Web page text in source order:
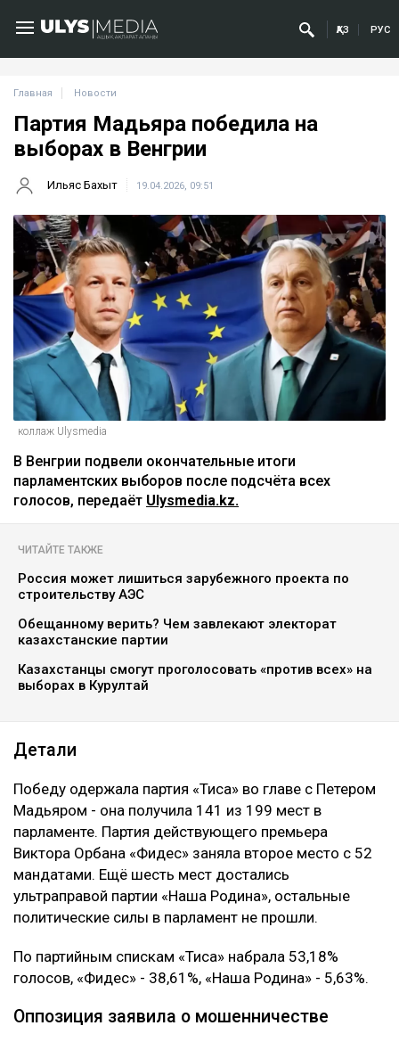
ҚАЗ РУС
Главная Новости
Партия Мадьяра победила на
выборах в Венгрии
Ильяс Бахыт 19.04.2026, 09:51
коллаж Ulysmedia
В Венгрии подвели окончательные итоги
парламентских выборов после подсчёта всех
голосов, передаёт Ulysmedia.kz.
ЧИТАЙТЕ ТАКЖЕ
Россия может лишиться зарубежного проекта по
строительству АЭС
Обещанному верить? Чем завлекают электорат
казахстанские партии
Казахстанцы смогут проголосовать «против всех» на
выборах в Курултай
Детали
Победу одержала партия «Тиса» во главе с Петером
Мадьяром - она получила 141 из 199 мест в
парламенте. Партия действующего премьера
Виктора Орбана «Фидес» заняла второе место с 52
мандатами. Ещё шесть мест достались
ультраправой партии «Наша Родина», остальные
политические силы в парламент не прошли.
По партийным спискам «Тиса» набрала 53,18%
голосов, «Фидес» - 38,61%, «Наша Родина» - 5,63%.
Оппозиция заявила о мошенничестве